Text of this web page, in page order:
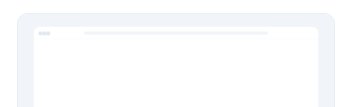
puissantes et une interface intuitive simplifient vos
workflows.